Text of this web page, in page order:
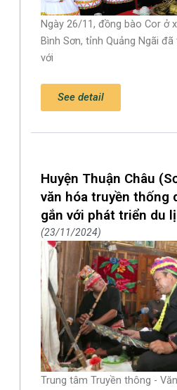
Ngày 26/11, đồng bào Cor ở
Bình Sơn, tỉnh Quảng Ngãi
với
See detail
Huyện Thuận Châu
văn hóa truyền thống
gắn với phát triển du
23/11/2024
Trung tâm Truyền thông -